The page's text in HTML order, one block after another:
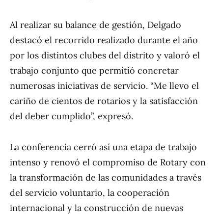
Al realizar su balance de gestión, Delgado
destacó el recorrido realizado durante el año
por los distintos clubes del distrito y valoró el
trabajo conjunto que permitió concretar
numerosas iniciativas de servicio. “Me llevo el
cariño de cientos de rotarios y la satisfacción
del deber cumplido”, expresó.
La conferencia cerró así una etapa de trabajo
intenso y renovó el compromiso de Rotary con
la transformación de las comunidades a través
del servicio voluntario, la cooperación
internacional y la construcción de nuevas